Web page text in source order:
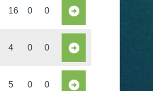
16 0 0
4 0 0
5 0 0